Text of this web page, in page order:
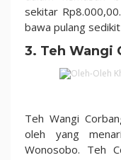
sekitar
bawa pulang
3. Teh Wangi
Teh Wangi
oleh yang
Wonosobo. Teh